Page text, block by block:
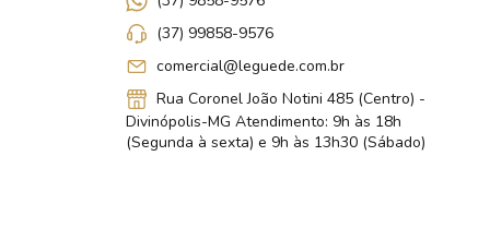
(37) 99858-9576
comercial@leguede.com.br
Rua Coronel João Notini 485 (Centro) -
Divinópolis-MG Atendimento: 9h às 18h
(Segunda à sexta) e 9h às 13h30 (Sábado)